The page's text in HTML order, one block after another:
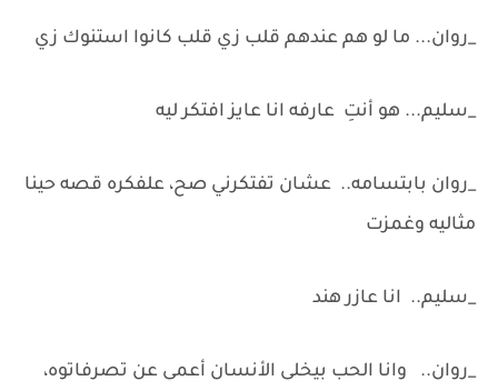
_روان... ما لو هم عندهم قلب زي قلب كانوا استنوك زي
_سليم... هو أنتِ عارفه انا عايز افتكر ليه
_روان بابتسامه.. عشان تفتكرني صح، علفكره قصه حينا
مثاليه وغمزت
_سليم.. انا عازر هند
_روان.. وانا الحب بيخلي الأنسان أعمي عن تصرفاتوه،